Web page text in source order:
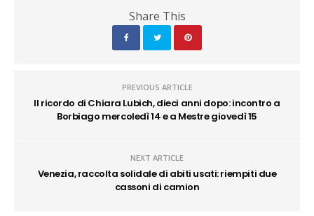
Share This
PREVIOUS ARTICLE
Il ricordo di Chiara Lubich, dieci anni dopo: incontro a
Borbiago mercoledì 14 e a Mestre giovedì 15
NEXT ARTICLE
Venezia, raccolta solidale di abiti usati: riempiti due
cassoni di camion